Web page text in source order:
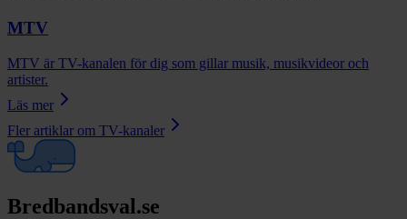
MTV
MTV är TV-kanalen för dig som gillar musik, musikvideor och
artister.
Läs mer
Fler artiklar om TV-kanaler
Bredbandsval.se